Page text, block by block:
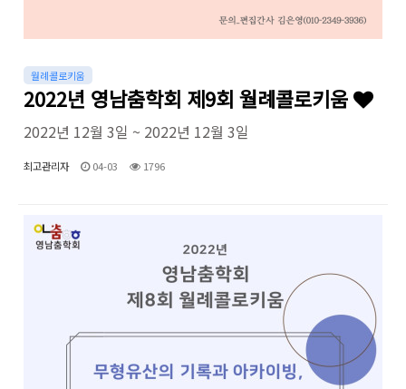
월례콜로키움
2022년 영남춤학회 제9회 월례콜로키움
2022년 12월 3일 ~ 2022년 12월 3일
최고관리자 04-03 1796